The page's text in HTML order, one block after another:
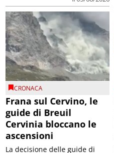
CRONACA
Frana sul Cervino, le
guide di Breuil
Cervinia bloccano le
ascensioni
La decisione delle guide di